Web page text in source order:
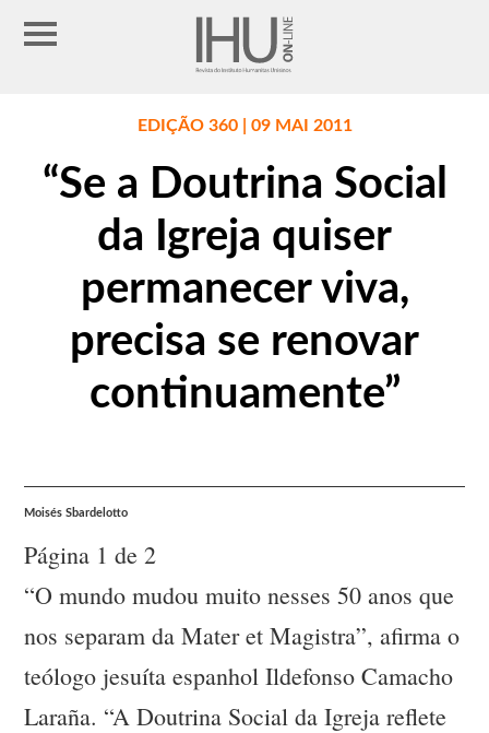
EDIÇÃO 360 | 09 MAI 2011
“Se a Doutrina Social
da Igreja quiser
permanecer viva,
precisa se renovar
continuamente”
Moisés Sbardelotto
Página 1 de 2
“O mundo mudou muito nesses 50 anos que
nos separam da Mater et Magistra”, afirma o
teólogo jesuíta espanhol Ildefonso Camacho
Laraña. “A Doutrina Social da Igreja reflete